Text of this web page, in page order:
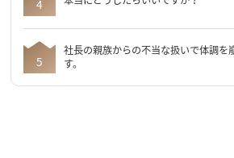
社長の親族からの不当な扱いで体調を
す。